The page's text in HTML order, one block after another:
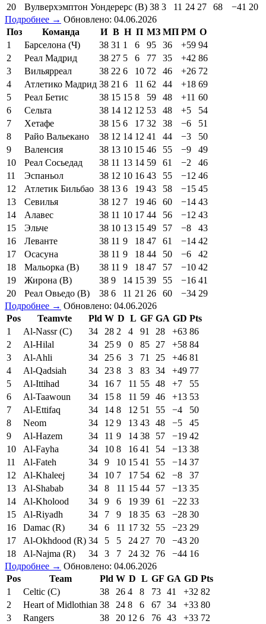
20
Вулверхэмптон Уондерерс (В) 38 3 11 24 27 68 −41 20
Подробнее → Обновлено: 04.06.2026
Поз
Команда И В Н П МЗ МП РМ О
1
Барселона (Ч) 38 31 1 6 95 36 +59 94
2
Реал Мадрид 38 27 5 6 77 35 +42 86
3
Вильярреал 38 22 6 10 72 46 +26 72
4
Атлетико Мадрид 38 21 6 11 62 44 +18 69
5
Реал Бетис 38 15 15 8 59 48 +11 60
6
Сельта 38 14 12 12 53 48 +5
54
7
Хетафе 38 15 6 17 32 38 −6
51
8
Райо Вальекано 38 12 14 12 41 44 −3
50
9
Валенсия 38 13 10 15 46 55 −9
49
10
Реал Сосьедад 38 11 13 14 59 61 −2
46
11
Эспаньол 38 12 10 16 43 55 −12 46
12
Атлетик Бильбао 38 13 6 19 43 58 −15 45
13
Севилья 38 12 7 19 46 60 −14 43
14
Алавес 38 11 10 17 44 56 −12 43
15
Эльче 38 10 13 15 49 57 −8
43
16
Леванте 38 11 9 18 47 61 −14 42
17
Осасуна 38 11 9 18 44 50 −6
42
18
Мальорка (В) 38 11 9 18 47 57 −10 42
19
Жирона (В) 38 9 14 15 39 55 −16 41
20
Реал Овьедо (В) 38 6 11 21 26 60 −34 29
Подробнее → Обновлено: 04.06.2026
Pos
Teamvte Pld W D L GF GA GD Pts
1
Al-Nassr (C) 34 28 2 4 91 28 +63 86
2
Al-Hilal 34 25 9 0 85 27 +58 84
3
Al-Ahli 34 25 6 3 71 25 +46 81
4
Al-Qadsiah 34 23 8 3 83 34 +49 77
5
Al-Ittihad 34 16 7 11 55 48 +7
55
6
Al-Taawoun 34 15 8 11 59 46 +13 53
7
Al-Ettifaq 34 14 8 12 51 55 −4
50
8
Neom 34 12 9 13 43 48 −5
45
9
Al-Hazem 34 11 9 14 38 57 −19 42
10
Al-Fayha 34 10 8 16 41 54 −13 38
11
Al-Fateh 34 9 10 15 41 55 −14 37
12
Al-Khaleej 34 10 7 17 54 62 −8
37
13
Al-Shabab 34 8 11 15 44 57 −13 35
14
Al-Kholood 34 9 6 19 39 61 −22 33
15
Al-Riyadh 34 7 9 18 35 63 −28 30
16
Damac (R) 34 6 11 17 32 55 −23 29
17
Al-Okhdood (R) 34 5 5 24 27 70 −43 20
18
Al-Najma (R) 34 3 7 24 32 76 −44 16
Подробнее → Обновлено: 04.06.2026
Pos
Team Pld W D L GF GA GD Pts
1
Celtic (C) 38 26 4 8 73 41 +32 82
2
Heart of Midlothian 38 24 8 6 67 34 +33 80
3
Rangers 38 20 12 6 76 43 +33 72